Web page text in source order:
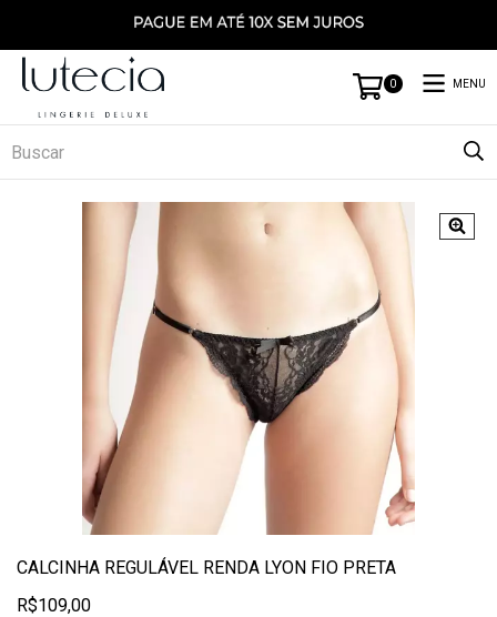
0 MENU
CALCINHA REGULÁVEL RENDA LYON FIO PRETA
R$109,00